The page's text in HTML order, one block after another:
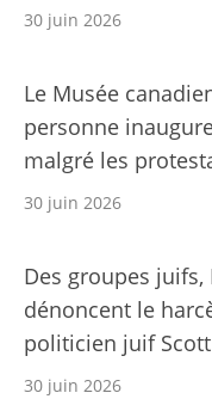
30 juin 2026
Le Musée
personne
malgré les
30 juin 2026
Des groupes juifs,
dénoncent le
politicien juif
30 juin 2026